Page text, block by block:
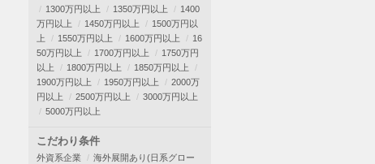
1300万円以上
1350万円以上
1400
万円以上
1450万円以上
1500万円以
上
1550万円以上 1600万円以上
16
50万円以上
1700万円以上
1750万円
以上
1800万円以上
1850万円以上
1900万円以上
1950万円以上
2000万
円以上
2500万円以上
3000万円以上
5000万円以上
こだわり条件
外資系企業
海外展開あり(日系グロー